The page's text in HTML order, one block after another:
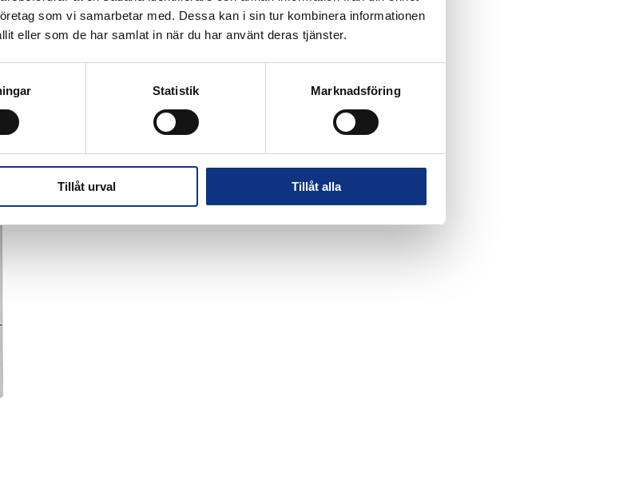
som vi samarbetar med. Dessa kan i sin tur kombinera informationen
eller som de har samlat in när du har använt deras tjänster.
Statistik Marknadsföring
Tillåt urval Tillåt alla